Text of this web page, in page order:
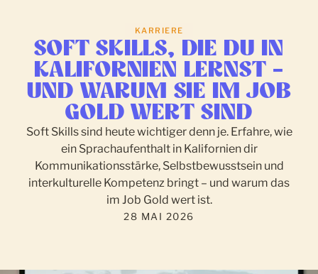
KARRIERE
SOFT SKILLS, DIE DU IN
KALIFORNIEN LERNST –
UND WARUM SIE IM JOB
GOLD WERT SIND
Soft Skills sind heute wichtiger denn je. Erfahre, wie
ein Sprachaufenthalt in Kalifornien dir
Kommunikationsstärke, Selbstbewusstsein und
interkulturelle Kompetenz bringt – und warum das
im Job Gold wert ist.
28 MAI 2026